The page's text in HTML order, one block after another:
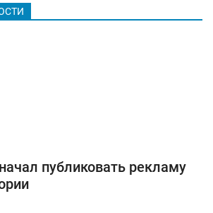
публиковать рекламу